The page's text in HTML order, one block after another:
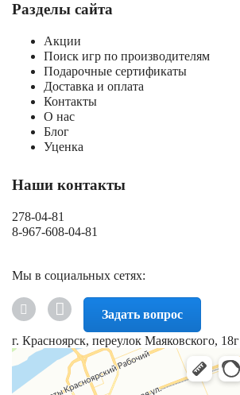
Разделы сайта
Акции
Поиск игр по производителям
Подарочные сертификаты
Доставка и оплата
Контакты
О нас
Блог
Уценка
Наши контакты
278-04-81
8-967-608-04-81
Мы в социальных сетях:
Задать вопрос
г. Красноярск, переулок Маяковского, 18г